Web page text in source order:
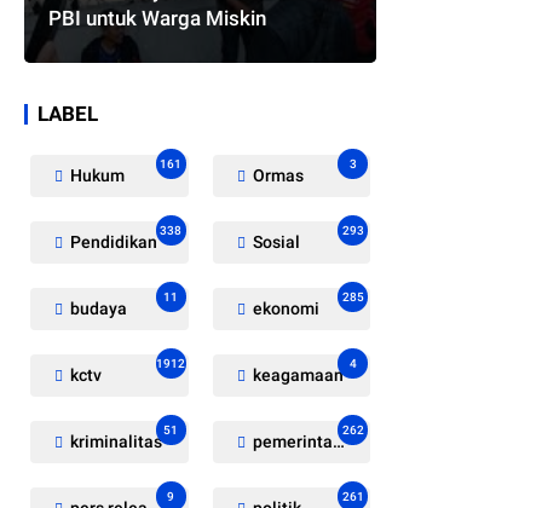
PBI untuk Warga Miskin
LABEL
Hukum
161
Ormas
3
Pendidikan
338
Sosial
293
budaya
11
ekonomi
285
kctv
1912
keagamaan
4
kriminalitas
51
pemerintahan
262
9 261